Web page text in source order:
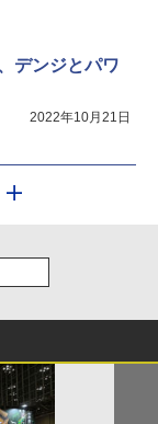
デンジとパワ
2022年10月21日